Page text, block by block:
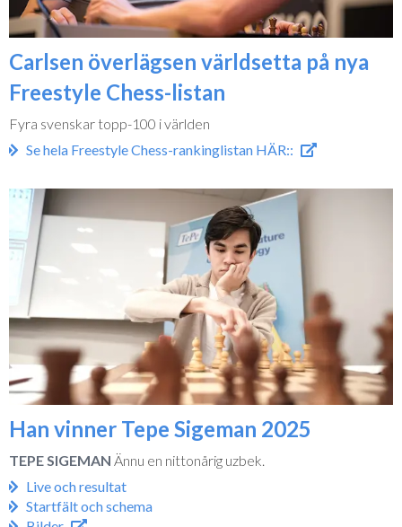
Carlsen överlägsen världsetta på nya
Freestyle Chess-listan
Fyra svenskar topp-100 i världen
Se hela Freestyle Chess-rankinglistan HÄR::
Han vinner Tepe Sigeman 2025
TEPE SIGEMAN Ännu en nittonårig uzbek.
Live och resultat
Startfält och schema